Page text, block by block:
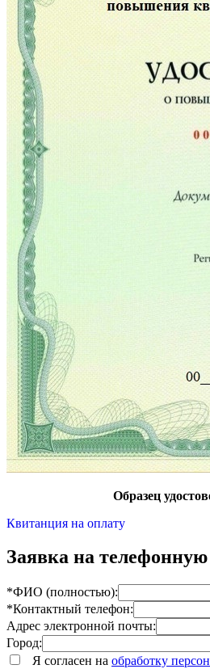
Образец
Квитанция на оплату
Заявка на
*ФИО (полностью):
*Контактный телефон:
Адрес электронной почты:
Город:
Я согласен на обработку